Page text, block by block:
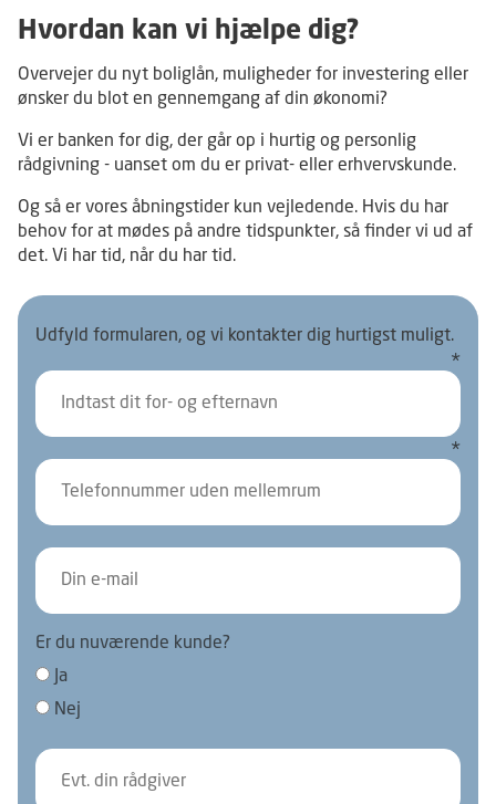
Hvordan kan vi hjælpe dig?
Overvejer du nyt boliglån, muligheder for investering eller
ønsker du blot en gennemgang af din økonomi?
Vi er banken for dig, der går op i hurtig og personlig
rådgivning - uanset om du er privat- eller erhvervskunde.
Og så er vores åbningstider kun vejledende. Hvis du har
behov for at mødes på andre tidspunkter, så finder vi ud af
det. Vi har tid, når du har tid.
Udfyld formularen, og vi kontakter dig hurtigst muligt.
Er du nuværende kunde?
Ja
Nej